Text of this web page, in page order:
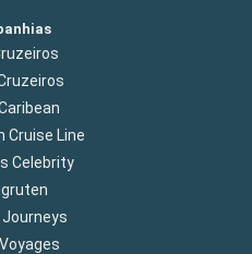
Cruise Line
Celebrity
Journeys